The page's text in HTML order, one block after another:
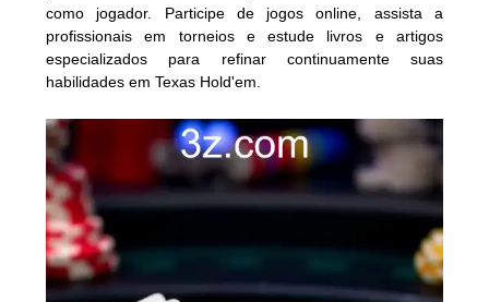
como jogador. Participe de jogos online, assista a
profissionais em torneios e estude livros e artigos
especializados para refinar continuamente suas
habilidades em Texas Hold'em.